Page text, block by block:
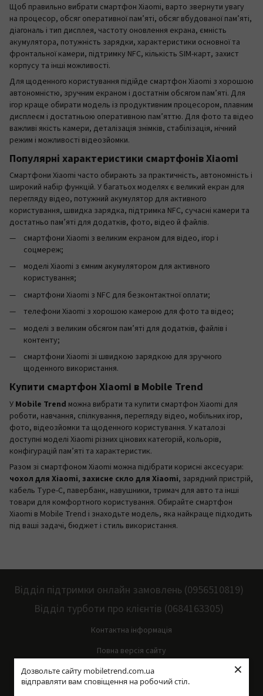
Дозвольте сайту mobiletrend.com.ua
відправляти вам сповіщення на робочий стіл.
×
Щоб правильно вибрати смартфон Xiaomi, варто звернути увагу
на процесор, обсяг оперативної пам’яті, обсяг вбудованої пам’яті,
діагональ і тип дисплея, частоту оновлення екрана, ємність
акумулятора, потужність зарядки, характеристики основної та
фронтальної камери, підтримку NFC, кількість SIM-карт, захист
корпусу та інші можливості.
Для щоденного користування підійде смартфон Xiaomi з хорошою
автономністю, зручним екраном і достатнім обсягом пам’яті. Для
ігор краще обирати модель із продуктивним процесором, плавним
дисплеєм і достатньою оперативною пам’яттю. Для фото та відео
важливі якість камери, деталізація знімків, стабілізація, нічний
режим і можливості відеозйомки.
Популярні характеристики смартфонів Xiaomi
Смартфони Xiaomi часто обирають за практичність, автономність і
широкий набір функцій. У багатьох моделях є великий екран для
перегляду відео, потужний акумулятор для активного
користування, швидка зарядка, підтримка NFC, сучасні камери та
достатньо пам’яті для додатків, фото, відео й файлів.
смартфони Xiaomi з великим екраном для відео, ігор і
соцмереж;
моделі Xiaomi з ємним акумулятором для активного
користування;
смартфони Xiaomi з NFC для безконтактної оплати;
телефони Xiaomi з хорошою камерою для фото та відео;
моделі з великим обсягом пам’яті для додатків, файлів і
контенту;
смартфони Xiaomi зі швидкою зарядкою для зручного
щоденного використання.
Купити смартфон Xiaomi в Mobile Trend
У Mobile Trend можна вибрати та купити смартфон Xiaomi для
роботи, навчання, спілкування, перегляду відео, мобільних ігор,
фото, відеозйомки та щоденного користування. У каталозі
доступні моделі Xiaomi різних цінових категорій, кольорів,
конфігурацій пам’яті та характеристик.
Разом зі смартфоном Xiaomi можна підібрати корисні аксесуари:
чохол для Xiaomi, захисне скло для Xiaomi, зарядний пристрій,
кабель Type-C, павербанк, навушники, тримач для авто та інші
товари для комфортного користування. Обирайте смартфон
Xiaomi в Mobile Trend і знаходьте модель, яка найкраще підходить
під ваші задачі, бюджет і стиль використання.
Відділ підтримки онлайн замовлень (0956510819)
Відділ турботи про клієнтів (0684163305)
Контактна інформація
Повна версія сайту
Мапа сайту